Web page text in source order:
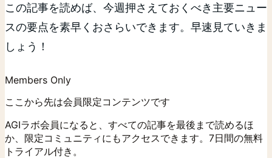
この記事を読めば、今週押さえておくべき主要ニュー
スの要点を素早くおさらいできます。早速見ていきま
しょう！
Members Only
ここから先は会員限定コンテンツです
AGIラボ会員になると、すべての記事を最後まで読めるほ
か、限定コミュニティにもアクセスできます。7日間の無料
トライアル付き。